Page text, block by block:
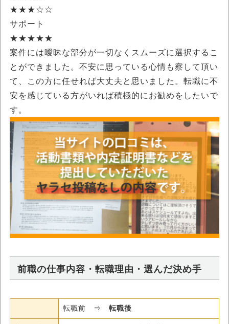
★★★☆☆
サポート
★★★★★
案件には曖昧な部分が一切なくスムーズに選択するこ
とができました。不安に思っている心情も察して頂い
て、この方に任せれば大丈夫と思いました。転職に不
安を感じている方がいれば積極的にお勧めをしたいで
す。
前職の仕事内容・転職理由・選んだ決め手
転職前 ⇒ 転職後